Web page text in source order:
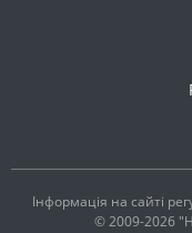
Інформація на сайті
© 2009-2026